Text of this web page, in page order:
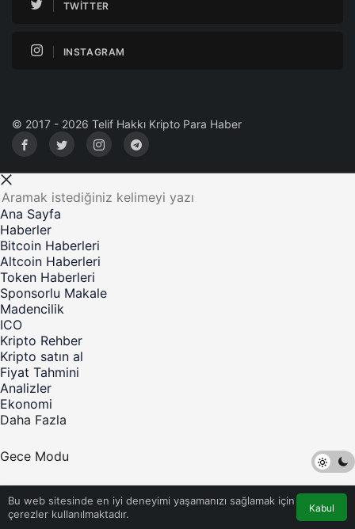
Bu web sitesinde en iyi deneyimi yaşamanızı sağlamak için
çerezler kullanılmaktadır.
Kabul
TWITTER
INSTAGRAM
© 2017 - 2026 Telif Hakkı Kripto Para Haber
Ana Sayfa
Haberler
Bitcoin Haberleri
Altcoin Haberleri
Token Haberleri
Sponsorlu Makale
Madencilik
ICO
Kripto Rehber
Kripto satın al
Fiyat Tahmini
Analizler
Ekonomi
Daha Fazla
Gece Modu
©Telif Hakkı 2017-2023 Kripto Para Haber - Tüm Hakları
Saklıdır